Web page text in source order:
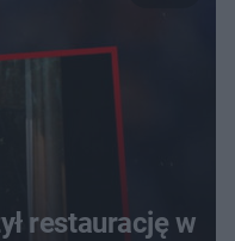
restaurację w